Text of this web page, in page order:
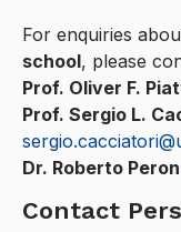
For enquiries
school, please
Prof. Oliver F.
Prof. Sergio L.
Dr. Roberto Peron
Contact